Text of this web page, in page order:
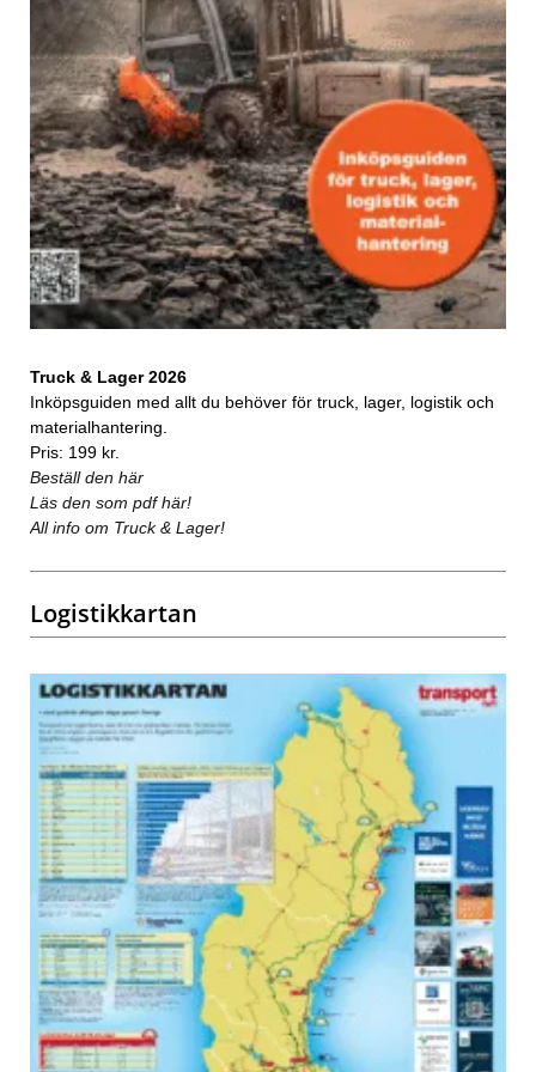
Truck & Lager 2026
Inköpsguiden med allt du behöver för truck, lager, logistik och
materialhantering.
Pris: 199 kr.
Beställ den här
Läs den som pdf här!
All info om Truck & Lager!
Logistikkartan